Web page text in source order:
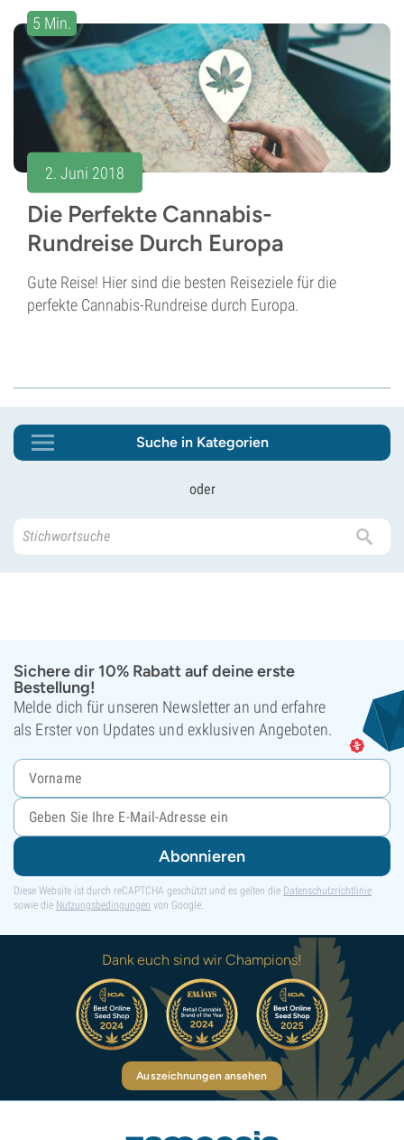
5 Min.
2. Juni 2018
Die Perfekte Cannabis-
Rundreise Durch Europa
Gute Reise! Hier sind die besten Reiseziele für die
perfekte Cannabis-Rundreise durch Europa.
Suche in Kategorien
oder
Sichere dir 10% Rabatt auf deine erste
Bestellung!
Melde dich für unseren Newsletter an und erfahre
als Erster von Updates und exklusiven Angeboten.
Abonnieren
Diese Website ist durch reCAPTCHA geschützt und es gelten die Datenschutzrichtlinie
sowie die Nutzungsbedingungen von Google.
Dank euch sind wir Champions!
Auszeichnungen ansehen